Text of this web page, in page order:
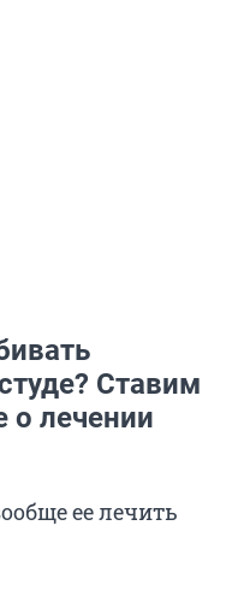
Ставим
о лечении
ее лечить